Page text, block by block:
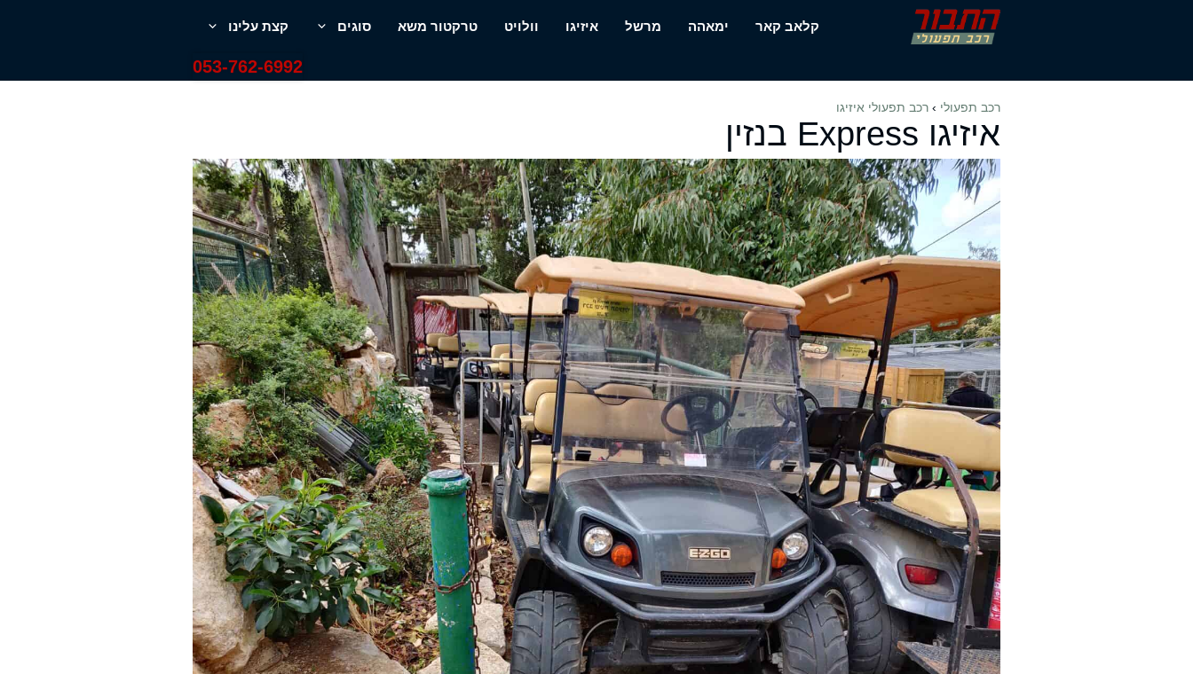
קלאב קאר ימאהה מרשל איזיגו וולויט טרקטור משא סוגים קצת עלינו
053-762-6992
רכב תפעולי › רכב תפעולי איזיגו
איזיגו Express בנזין